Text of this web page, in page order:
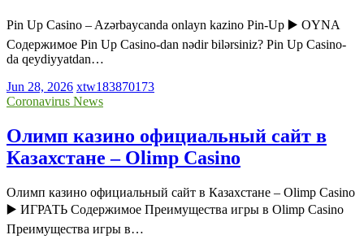
Pin Up Casino – Azərbaycanda onlayn kazino Pin-Up ▶️ OYNA
Содержимое Pin Up Casino-dan nədir bilərsiniz? Pin Up Casino-
da qeydiyyatdan…
Jun 28, 2026 xtw183870173
Coronavirus News
Олимп казино официальный сайт в
Казахстане – Olimp Casino
Олимп казино официальный сайт в Казахстане – Olimp Casino
▶️ ИГРАТЬ Содержимое Преимущества игры в Olimp Casino
Преимущества игры в…